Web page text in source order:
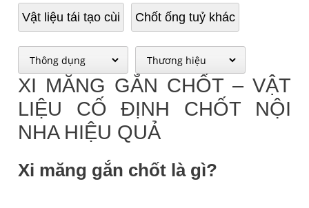
Vật liệu tái tạo cùi Chốt ống tuỷ khác
XI MĂNG GẮN CHỐT – VẬT
LIỆU CỐ ĐỊNH CHỐT NỘI
NHA HIỆU QUẢ
Xi măng gắn chốt là gì?